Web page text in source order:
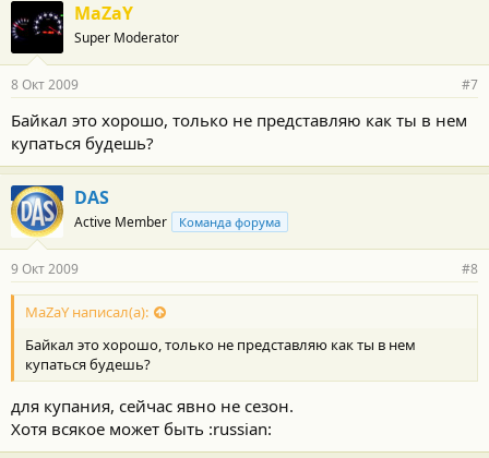
MaZaY
Super Moderator
8 Окт 2009 #7
Байкал это хорошо, только не представляю как ты в нем
купаться будешь?
DAS
Active Member Команда форума
9 Окт 2009 #8
MaZaY написал(а):
Байкал это хорошо, только не представляю как ты в нем
купаться будешь?
для купания, сейчас явно не сезон.
Хотя всякое может быть :russian: